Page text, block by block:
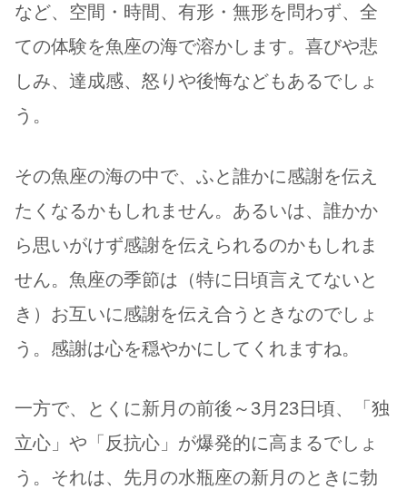
など、空間・時間、有形・無形を問わず、全
ての体験を魚座の海で溶かします。喜びや悲
しみ、達成感、怒りや後悔などもあるでしょ
う。
その魚座の海の中で、ふと誰かに感謝を伝え
たくなるかもしれません。あるいは、誰かか
ら思いがけず感謝を伝えられるのかもしれま
せん。魚座の季節は（特に日頃言えてないと
き）お互いに感謝を伝え合うときなのでしょ
う。感謝は心を穏やかにしてくれますね。
一方で、とくに新月の前後～3月23日頃、「独
立心」や「反抗心」が爆発的に高まるでしょ
う。それは、先月の水瓶座の新月のときに勃